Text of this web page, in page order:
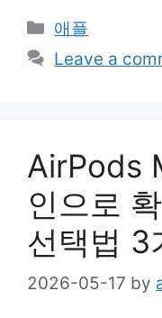
Categories
애플
Leave a
AirPods
인으로
선택법 3
2026-05-17 by